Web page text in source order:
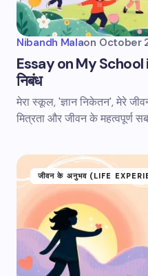
Nibandh Malaon October
Essay on My School
निबंध
मेरा स्कूल, 'ज्ञान निकेतन', मेरे
मित्रता और जीवन के महत्वपूर्ण
जीवन के अनुभव (LIFE